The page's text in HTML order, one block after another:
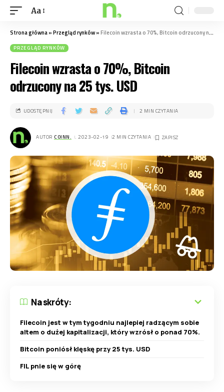
Aa
Strona główna»Przegląd rynków»Filecoin wzrasta o 70%, Bitcoin odrzucony na 25 tys. USD
PRZEGLĄD RYNKÓW
Filecoin wzrasta o 70%, Bitcoin
odrzucony na 25 tys. USD
AUTOR COINN. . 2023-02-19 2 MIN CZYTANIA
UDOSTĘPNIJ 2 MIN CZYTANIA
Na skróty:
Filecoin jest w tym tygodniu najlepiej radzącym sobie
altem o dużej kapitalizacji, który wzrósł o ponad 70%.
Bitcoin poniósł klęskę przy 25 tys. USD
FIL pnie się w górę